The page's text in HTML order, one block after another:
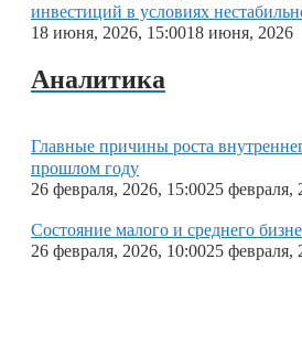
инвестиций в условиях
18 июня, 2026, 15:0018 июня, 2026
Аналитика
Главные причины роста
прошлом году
26 февраля, 2026, 15:0025 февраля,
Состояние малого и среднего
26 февраля, 2026, 10:0025 февраля,